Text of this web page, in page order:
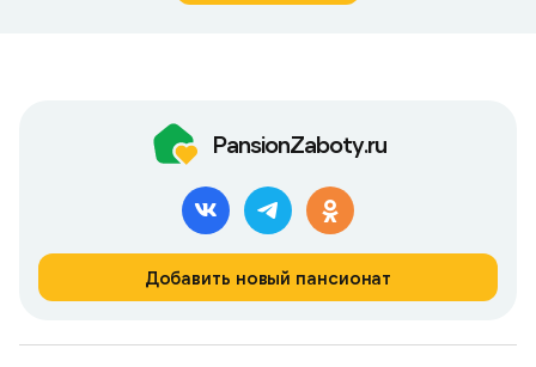
PansionZaboty.ru
Добавить новый пансионат